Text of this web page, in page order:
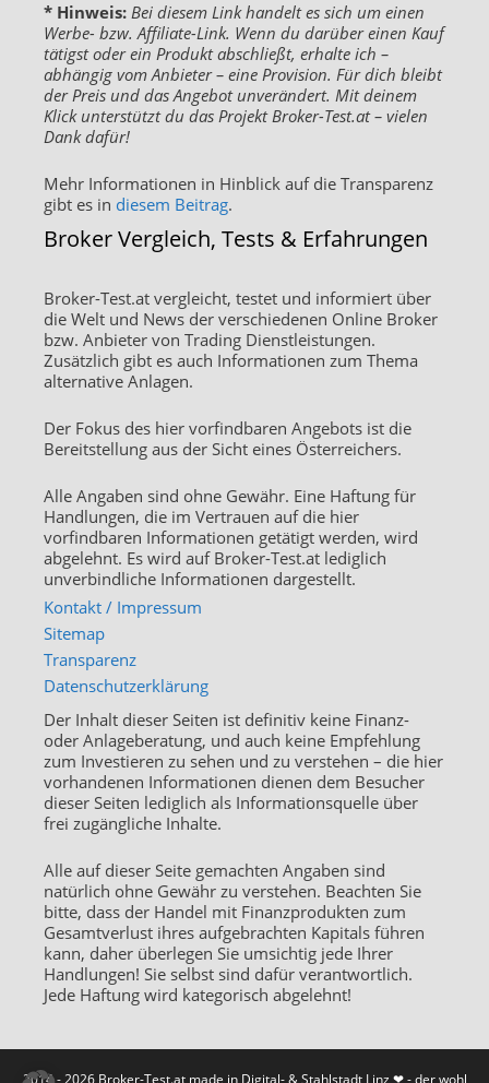
* Hinweis: Bei diesem Link handelt es sich um einen
Werbe- bzw. Affiliate-Link. Wenn du darüber einen Kauf
tätigst oder ein Produkt abschließt, erhalte ich –
abhängig vom Anbieter – eine Provision. Für dich bleibt
der Preis und das Angebot unverändert. Mit deinem
Klick unterstützt du das Projekt Broker-Test.at – vielen
Dank dafür!
Mehr Informationen in Hinblick auf die Transparenz
gibt es in diesem Beitrag.
Broker Vergleich, Tests & Erfahrungen
Broker-Test.at vergleicht, testet und informiert über
die Welt und News der verschiedenen Online Broker
bzw. Anbieter von Trading Dienstleistungen.
Zusätzlich gibt es auch Informationen zum Thema
alternative Anlagen.
Der Fokus des hier vorfindbaren Angebots ist die
Bereitstellung aus der Sicht eines Österreichers.
Alle Angaben sind ohne Gewähr. Eine Haftung für
Handlungen, die im Vertrauen auf die hier
vorfindbaren Informationen getätigt werden, wird
abgelehnt. Es wird auf Broker-Test.at lediglich
unverbindliche Informationen dargestellt.
Kontakt / Impressum
Sitemap
Transparenz
Datenschutzerklärung
Der Inhalt dieser Seiten ist definitiv keine Finanz-
oder Anlageberatung, und auch keine Empfehlung
zum Investieren zu sehen und zu verstehen – die hier
vorhandenen Informationen dienen dem Besucher
dieser Seiten lediglich als Informationsquelle über
frei zugängliche Inhalte.
Alle auf dieser Seite gemachten Angaben sind
natürlich ohne Gewähr zu verstehen. Beachten Sie
bitte, dass der Handel mit Finanzprodukten zum
Gesamtverlust ihres aufgebrachten Kapitals führen
kann, daher überlegen Sie umsichtig jede Ihrer
Handlungen! Sie selbst sind dafür verantwortlich.
Jede Haftung wird kategorisch abgelehnt!